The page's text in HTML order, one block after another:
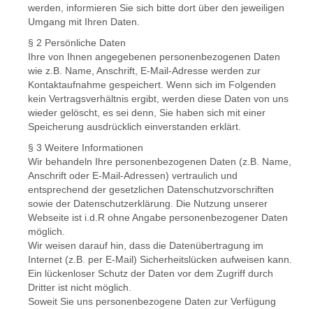
werden, informieren Sie sich bitte dort über den jeweiligen
Umgang mit Ihren Daten.
§ 2 Persönliche Daten
Ihre von Ihnen angegebenen personenbezogenen Daten
wie z.B. Name, Anschrift, E-Mail-Adresse werden zur
Kontaktaufnahme gespeichert. Wenn sich im Folgenden
kein Vertragsverhältnis ergibt, werden diese Daten von uns
wieder gelöscht, es sei denn, Sie haben sich mit einer
Speicherung ausdrücklich einverstanden erklärt.
§ 3 Weitere Informationen
Wir behandeln Ihre personenbezogenen Daten (z.B. Name,
Anschrift oder E-Mail-Adressen) vertraulich und
entsprechend der gesetzlichen Datenschutzvorschriften
sowie der Datenschutzerklärung. Die Nutzung unserer
Webseite ist i.d.R ohne Angabe personenbezogener Daten
möglich.
Wir weisen darauf hin, dass die Datenübertragung im
Internet (z.B. per E-Mail) Sicherheitslücken aufweisen kann.
Ein lückenloser Schutz der Daten vor dem Zugriff durch
Dritter ist nicht möglich.
Soweit Sie uns personenbezogene Daten zur Verfügung